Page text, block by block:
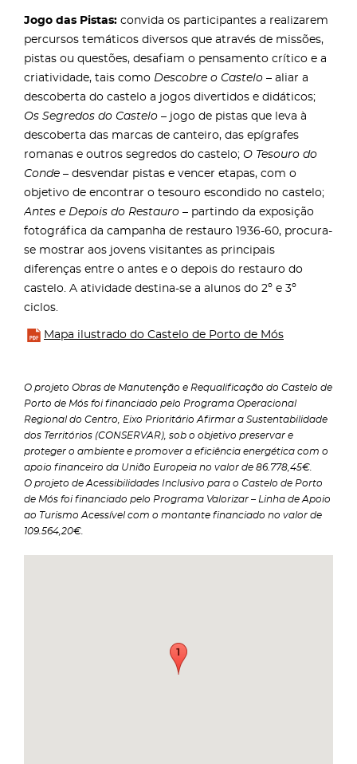
Jogo das Pistas: convida os participantes a realizarem
percursos temáticos diversos que através de missões,
pistas ou questões, desafiam o pensamento crítico e a
criatividade, tais como Descobre o Castelo – aliar a
descoberta do castelo a jogos divertidos e didáticos;
Os Segredos do Castelo – jogo de pistas que leva à
descoberta das marcas de canteiro, das epígrafes
romanas e outros segredos do castelo; O Tesouro do
Conde – desvendar pistas e vencer etapas, com o
objetivo de encontrar o tesouro escondido no castelo;
Antes e Depois do Restauro – partindo da exposição
fotográfica da campanha de restauro 1936-60, procura-
se mostrar aos jovens visitantes as principais
diferenças entre o antes e o depois do restauro do
castelo. A atividade destina-se a alunos do 2º e 3º
ciclos.
Mapa ilustrado do Castelo de Porto de Mós
O projeto Obras de Manutenção e Requalificação do Castelo de
Porto de Mós foi financiado pelo Programa Operacional
Regional do Centro, Eixo Prioritário Afirmar a Sustentabilidade
dos Territórios (CONSERVAR), sob o objetivo preservar e
proteger o ambiente e promover a eficiência energética com o
apoio financeiro da União Europeia no valor de 86.778,45€.
O projeto de Acessibilidades Inclusivo para o Castelo de Porto
de Mós foi financiado pelo Programa Valorizar – Linha de Apoio
ao Turismo Acessível com o montante financiado no valor de
109.564,20€.